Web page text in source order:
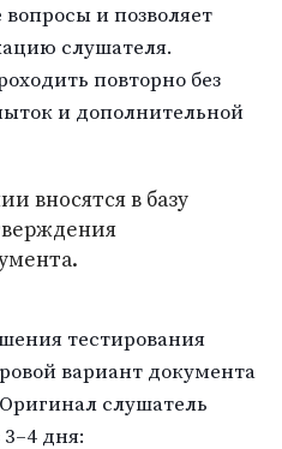
и позволяет
слушателя.
повторно без
и дополнительной
вносятся в базу
тестирования
вариант документа
слушатель
дня: